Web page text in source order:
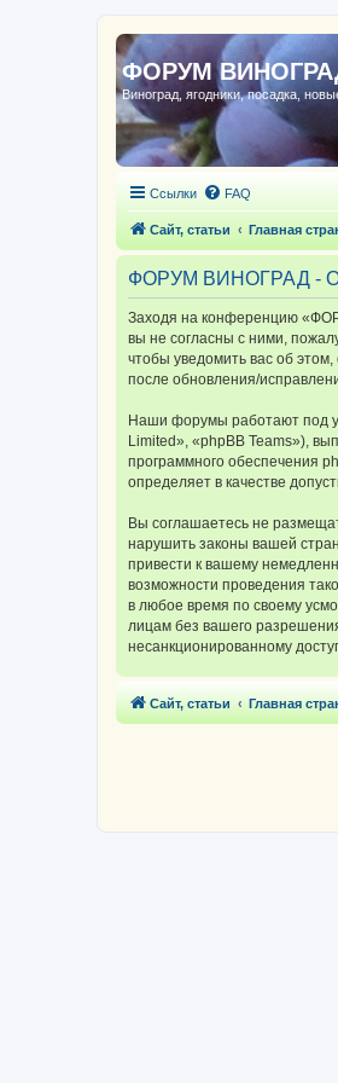
ФОРУМ
Виноград, ягодники, посадка,
Ссылки FAQ
Сайт, статьи Главная
ФОРУМ ВИНОГРАД -
Заходя на конференцию
вы не согласны с ними,
чтобы уведомить вас об
после обновления/
Наши форумы работают под
Limited», «phpBB Teams»),
программного обеспечения
определяет в качестве
Вы соглашаетесь не
нарушить законы вашей
привести к вашему
возможности проведения
в любое время по своему
лицам без вашего
несанкционированному
Сайт, статьи Главная